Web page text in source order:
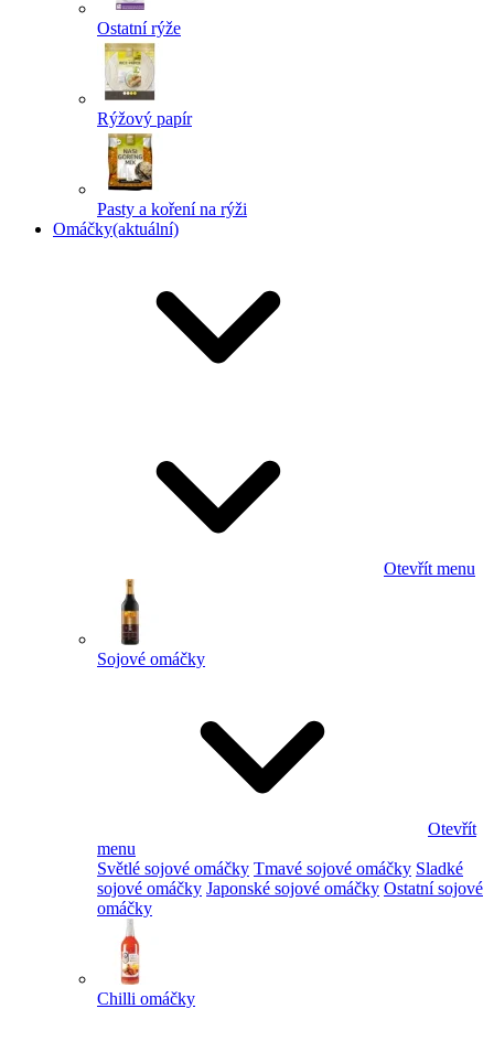
Ostatní rýže
Rýžový papír
Pasty a koření na rýži
Omáčky(aktuální)
Otevřít menu
Sojové omáčky
Otevřít
menu
Světlé sojové omáčky Tmavé sojové omáčky Sladké
sojové omáčky Japonské sojové omáčky Ostatní sojové
omáčky
Chilli omáčky